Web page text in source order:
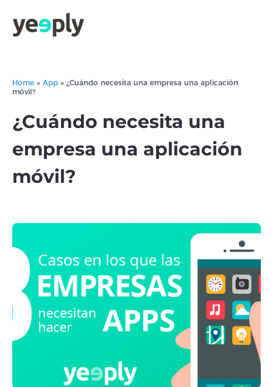
Home » App » ¿Cuándo necesita una empresa una aplicación
móvil?
¿Cuándo necesita una
empresa una aplicación
móvil?